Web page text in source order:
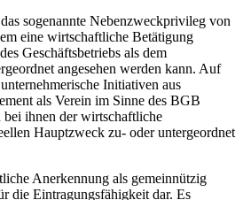
sogenannte Nebenzweckprivileg von
eine wirtschaftliche Betätigung
Geschäftsbetriebs als dem
angesehen werden kann. Auf
Initiativen aus
als Verein im Sinne des BGB
ihnen der wirtschaftliche
Hauptzweck zu- oder untergeordnet
Anerkennung als gemeinnützig
die Eintragungsfähigkeit dar. Es